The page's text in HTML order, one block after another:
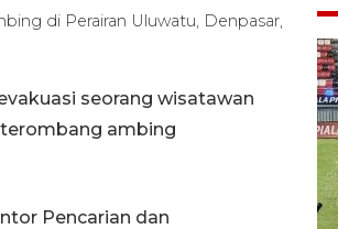
di Perairan Uluwatu, Denpasar,
seorang wisatawan
ambing
Pencarian dan